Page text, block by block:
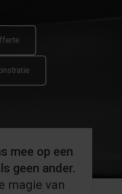
mee op een
geen ander.
magie van